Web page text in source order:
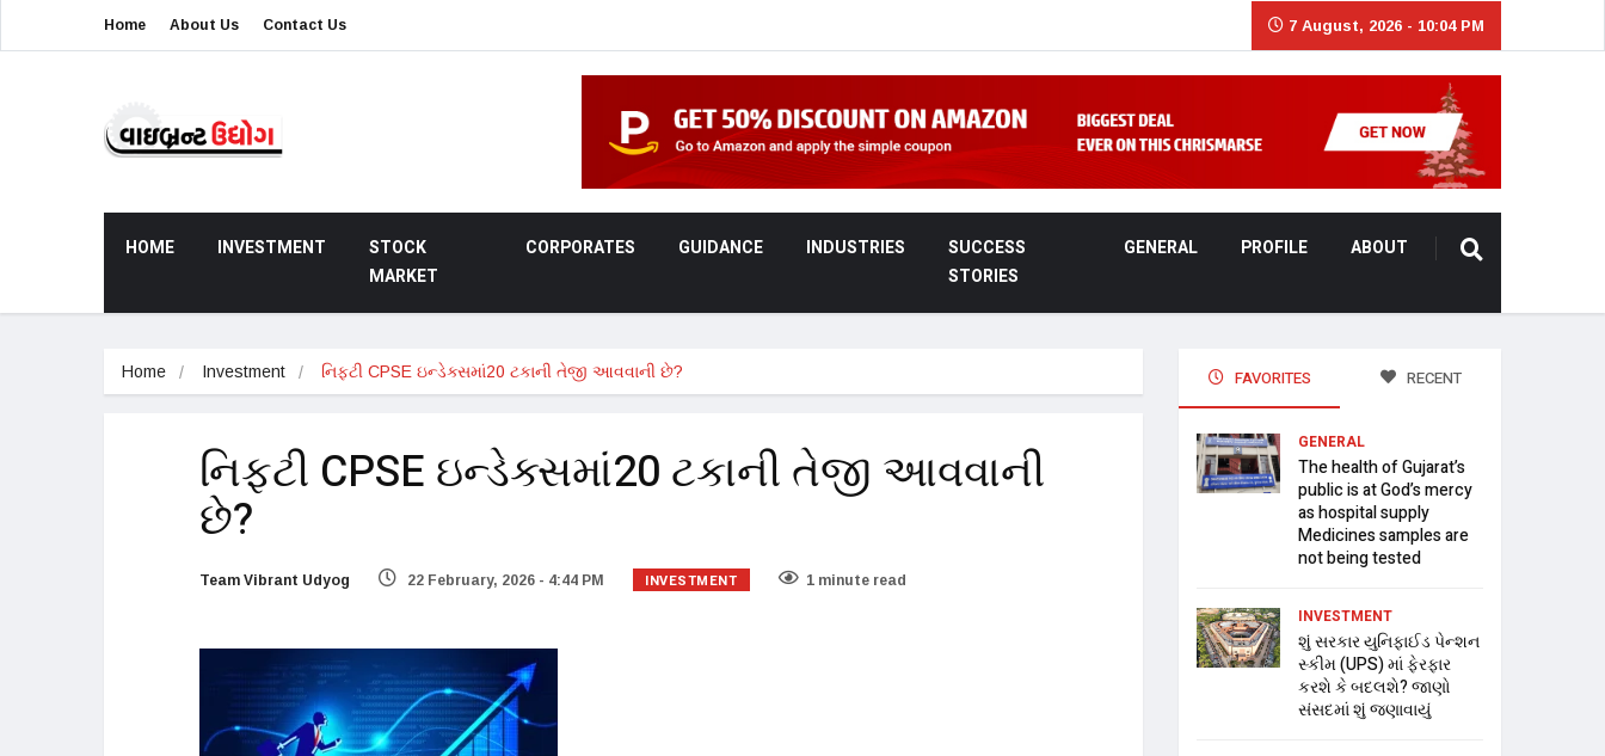
Home About Us Contact Us 7 August, 2026 - 10:04 PM
HOME INVESTMENT
STOCK
MARKET
CORPORATES GUIDANCE INDUSTRIES
SUCCESS
STORIES
GENERAL PROFILE ABOUT
Home Investment નિફ્ટી CPSE ઇન્ડેક્સમાં20 ટકાની તેજી આવવાની છે?
નિફ્ટી CPSE ઇન્ડેક્સમાં20 ટકાની તેજી આવવાની
છે?
Team Vibrant Udyog 22 February, 2026 - 4:44 PM INVESTMENT 1 minute read
FAVORITES RECENT
GENERAL
The health of Gujarat’s
public is at God’s mercy
as hospital supply
Medicines samples are
not being tested
INVESTMENT
શું સરકાર યુનિફાઈડ પેન્શન
સ્કીમ (UPS) માં ફેરફાર
કરશે કે બદલશે? જાણો
સંસદમાં શું જણાવાયું